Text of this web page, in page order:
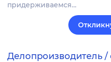
придерживаемся…
Делопроизводитель